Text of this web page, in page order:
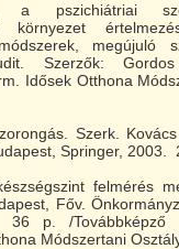
a pszichiátriai
megújuló
Szerzők:
Idősek Otthona
Szerk.
Springer, 2003.
felmérés
Főv.
p. /Továbbképző
Módszertani